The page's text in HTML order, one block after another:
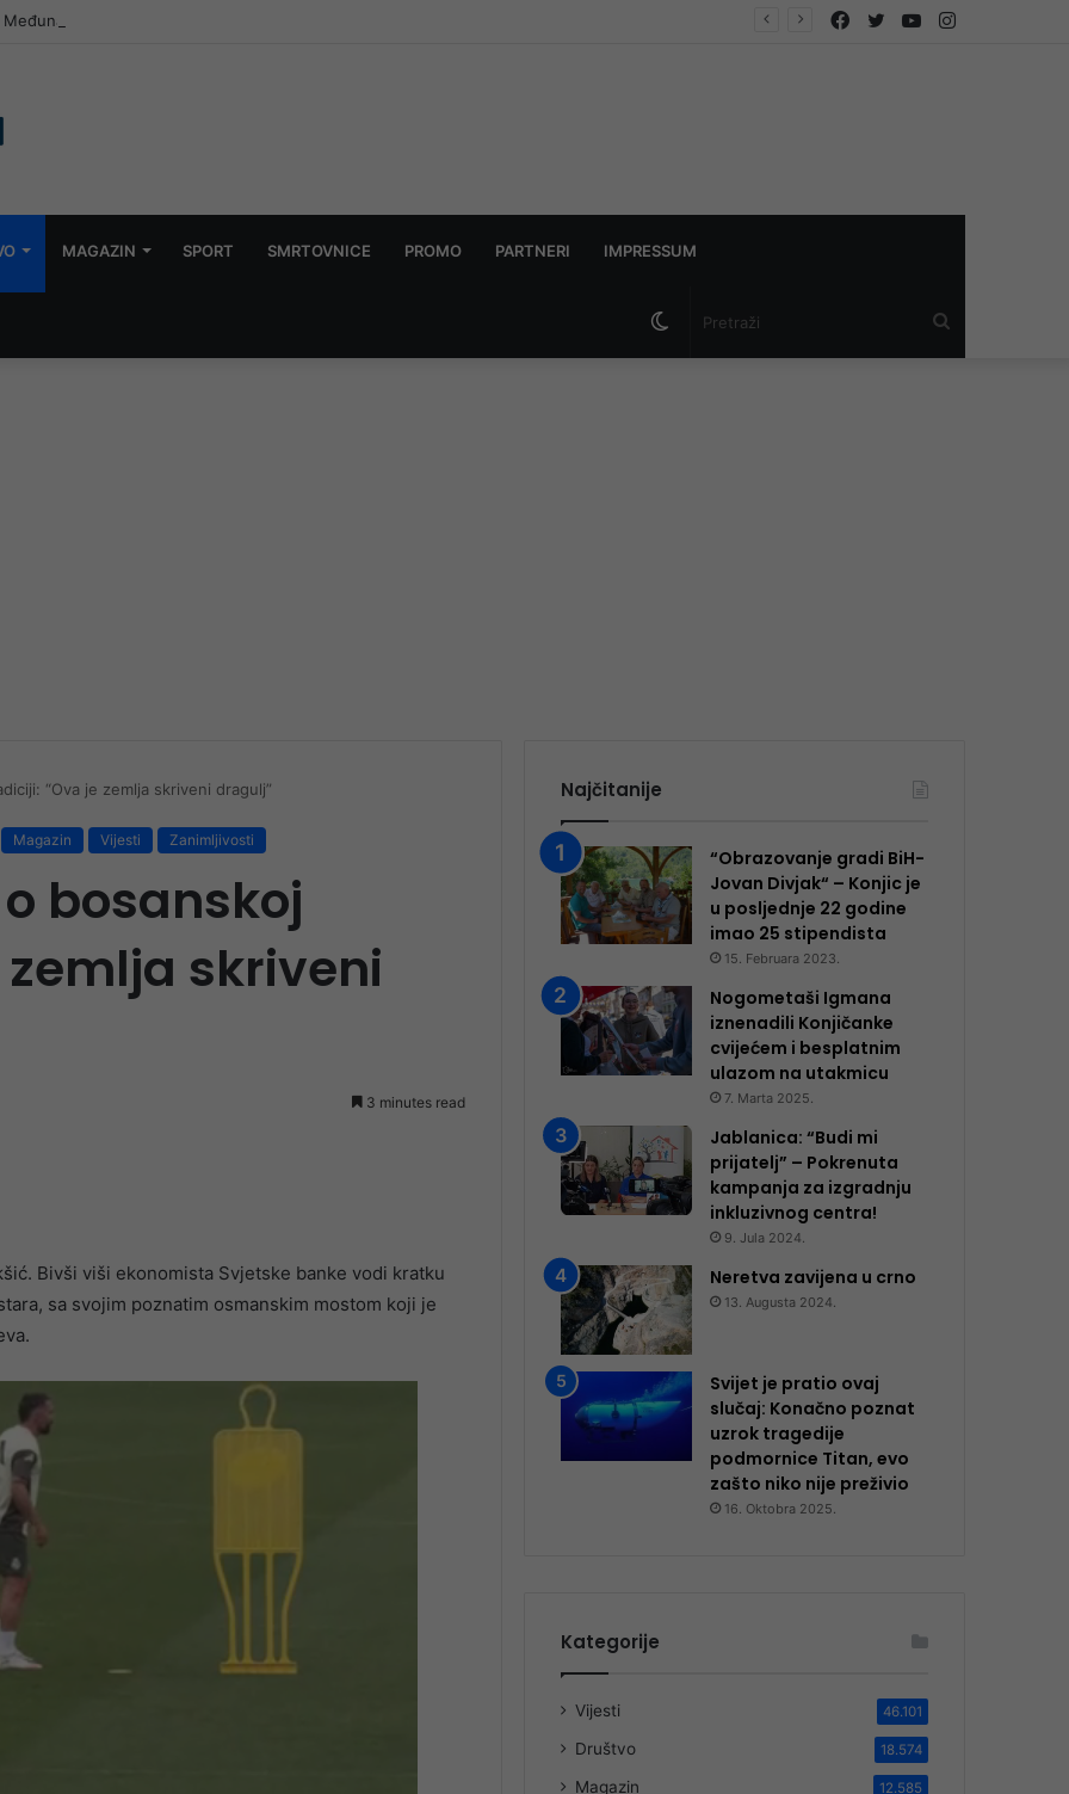
festival harmonike „Sevdalinko harmonikom opjevana“ Instagram
YouTube
Twitter
Facebook
MAGAZIN SPORT SMRTOVNICE PROMO PARTNERI IMPRESSUM
Switch
“Ova je zemlja skriveni dragulj”
Magazin Vijesti Zanimljivosti
bosanskoj
skriveni
3 minutes read
Bivši viši ekonomista Svjetske banke vodi kratku
sa svojim poznatim osmanskim mostom koji je
Najčitanije
“Obrazovanje gradi BiH-
Jovan Divjak“ – Konjic je
u posljednje 22 godine
imao 25 ​​stipendista
15. Februara 2023.
Nogometaši Igmana
iznenadili Konjičanke
cvijećem i besplatnim
ulazom na utakmicu
7. Marta 2025.
Jablanica: “Budi mi
prijatelj” – Pokrenuta
kampanja za izgradnju
inkluzivnog centra!
9. Jula 2024.
Neretva zavijena u crno
13. Augusta 2024.
Svijet je pratio ovaj
slučaj: Konačno poznat
uzrok tragedije
podmornice Titan, evo
zašto niko nije preživio
16. Oktobra 2025.
Kategorije
Vijesti 46.101
Društvo 18.574
Magazin 12.585